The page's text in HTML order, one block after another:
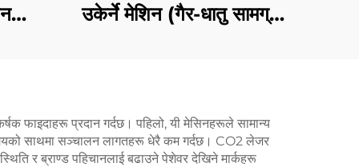
उकेर्ने मेशिन (गैर-धातु सामग्री
फाइदाहरू प्रदान गर्दछ। पहिलो, यी मेसिनहरूले सामान्य
साथमा सञ्चालन लागतहरू धेरै कम गर्दछ। CO2 लेजर
र ब्राण्ड पहिचानलाई बढाउने पेशेवर देखिने मार्कहरू